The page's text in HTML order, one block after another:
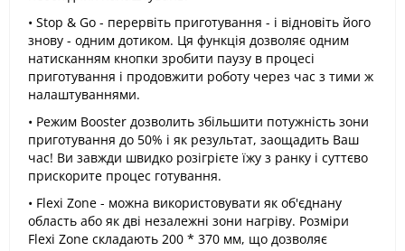
• Stop & Go - перервіть приготування - і відновіть його
знову - одним дотиком. Ця функція дозволяє одним
натисканням кнопки зробити паузу в процесі
приготування і продовжити роботу через час з тими ж
налаштуваннями.
• Режим Booster дозволить збільшити потужність зони
приготування до 50% і як результат, заощадить Ваш
час! Ви завжди швидко розігрієте їжу з ранку і суттєво
прискорите процес готування.
• Flexi Zone - можна використовувати як об'єднану
область або як дві незалежні зони нагріву. Розміри
Flexi Zone складають 200 * 370 мм, що дозволяє